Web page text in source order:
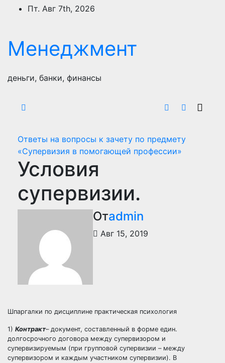
ПерейтиПт. Авг 7th, 2026
Менеджмент
деньги, банки, финансы
Ответы на вопросы к зачету по предмету
«Супервизия в помогающей профессии»
Условия
супервизии.
Отadmin
Авг 15, 2019
Шпаргалки по дисциплине практическая психология
1) Контракт– документ, составленный в форме един.
долгосрочного договора между супервизором и
супервизируемым (при групповой супервизии – между
супервизором и каждым участником супервизии). В